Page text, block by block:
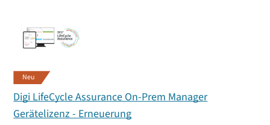
Neu
Digi LifeCycle Assurance On-Prem Manager
Gerätelizenz - Erneuerung